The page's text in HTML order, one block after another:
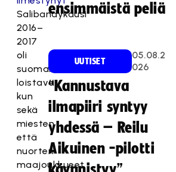
Salibandykausi
2016–
2017
oli
suomalaisittain
loistava,
kun
sekä
miesten
että
nuorten
maajoukkueet
ensimmäistä peliä
UUTISET
05.08.2
026
“Kannustava
ilmapiiri syntyy
yhdessä – Reilu
Aikuinen -pilotti